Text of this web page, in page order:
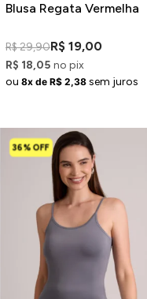
Blusa Regata Vermelha
R$ 29,90R$ 19,00
R$ 18,05 no pix
ou 8x de R$ 2,38 sem juros
36% OFF